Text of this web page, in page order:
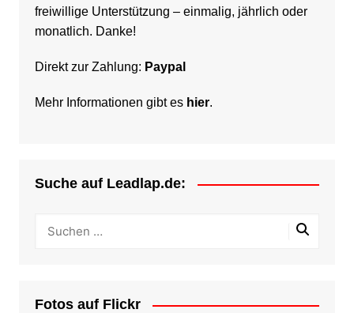
freiwillige Unterstützung – einmalig, jährlich oder
monatlich. Danke!
Direkt zur Zahlung: Paypal
Mehr Informationen gibt es hier.
Suche auf Leadlap.de:
Fotos auf Flickr